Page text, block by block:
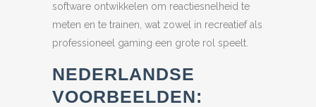
software ontwikkelen om reactiesnelheid te
meten en te trainen, wat zowel in recreatief als
professioneel gaming een grote rol speelt.
NEDERLANDSE
VOORBEELDEN: